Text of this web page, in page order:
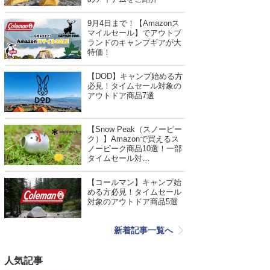
9月4日まで！【Amazonス
マイルセール】でアウトブ
ランドのキャンプギアが大
特価！
【DOD】キャンプ始める方
必見！タイムセール対象の
アウトドア商品7選
【Snow Peak（スノーピー
ク）】Amazonで買えるス
ノーピーク商品10選！一部
タイムセール対…
【コールマン】キャンプ始
める方必見！タイムセール
対象のアウトドア商品5選
新着記事一覧へ
人気記事